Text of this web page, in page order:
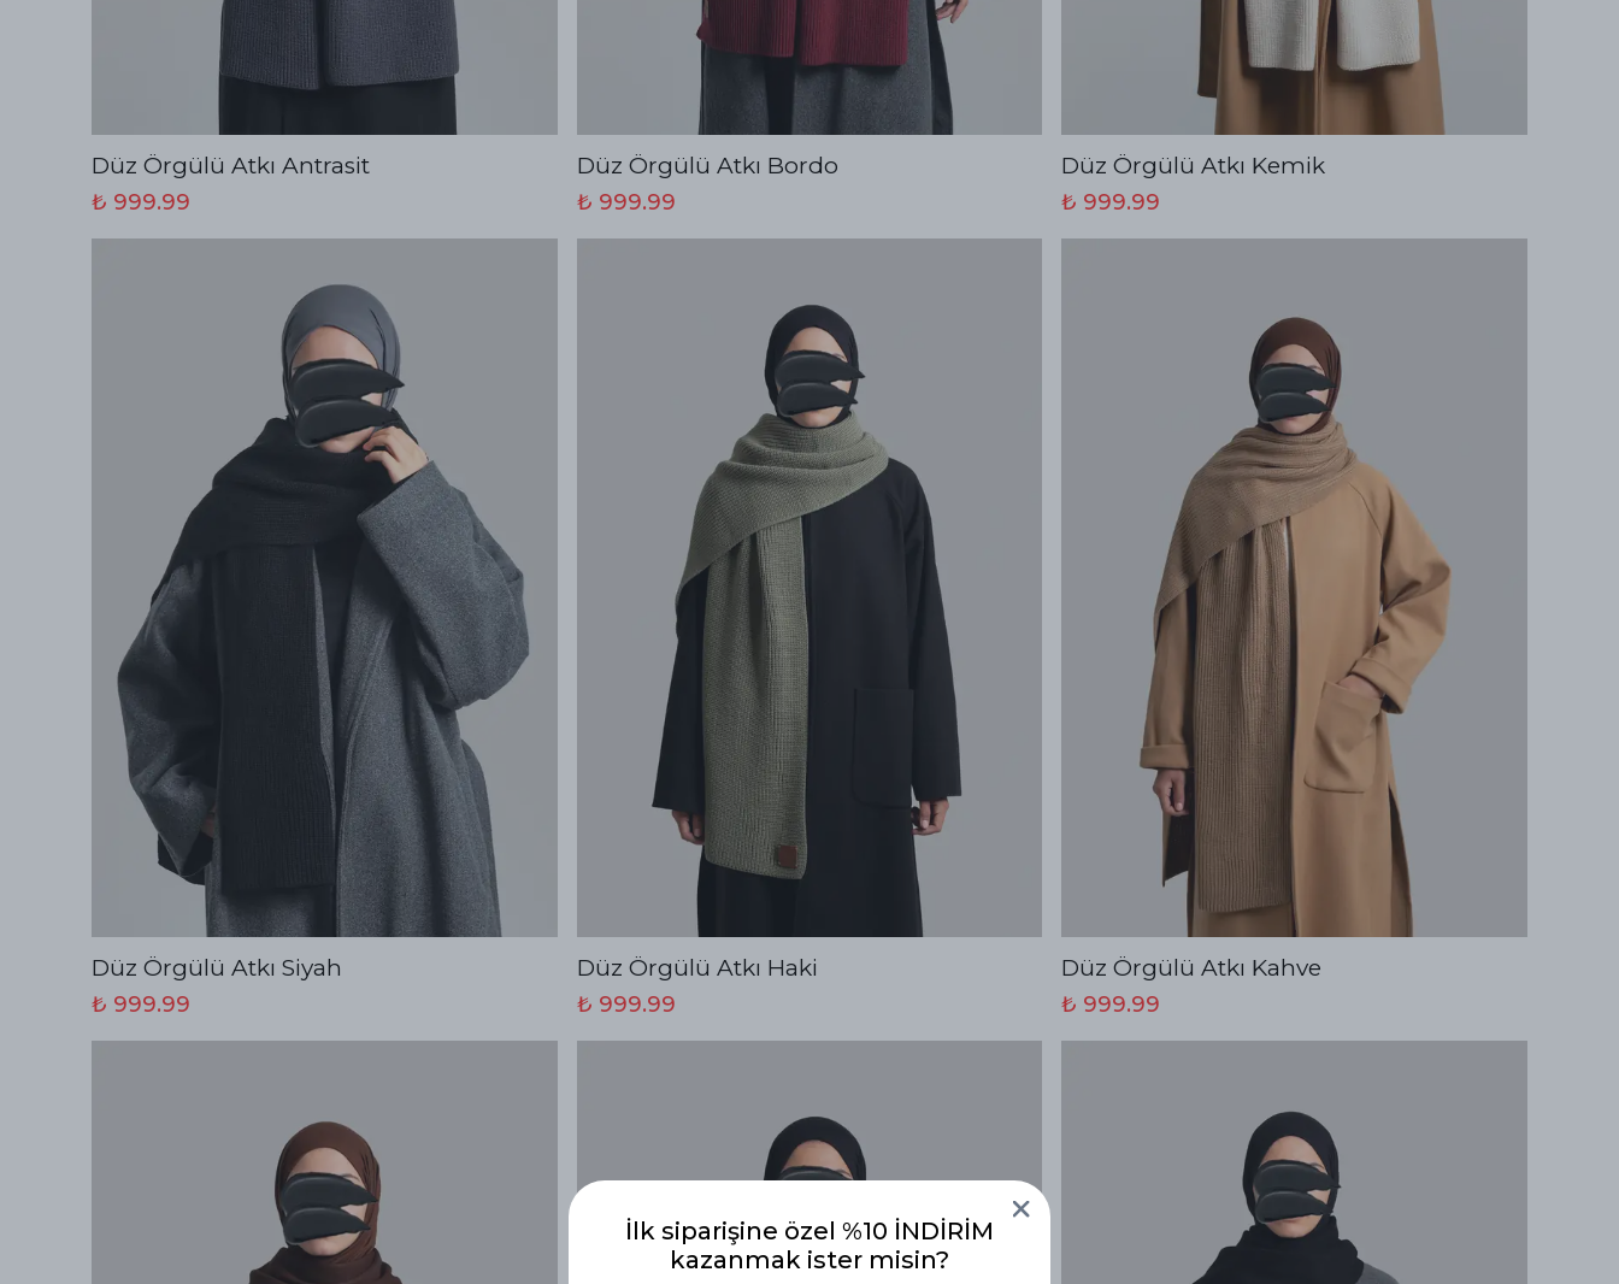
Düz Örgülü Atkı Antrasit
₺ 999.99
Düz Örgülü Atkı Bordo
₺ 999.99
Düz Örgülü Atkı Kemik
₺ 999.99
Düz Örgülü Atkı Siyah
₺ 999.99
Düz Örgülü Atkı Haki
₺ 999.99
Düz Örgülü Atkı Kahve
₺ 999.99
İlk siparişine özel %10 İNDİRİM
kazanmak ister misin?